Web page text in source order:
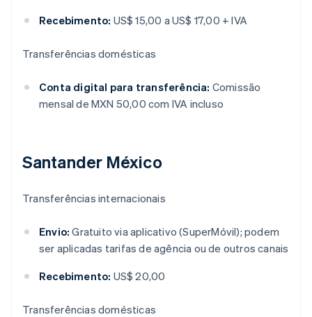
Recebimento: US$ 15,00 a US$ 17,00 + IVA
Transferências domésticas
Conta digital para transferência: Comissão
mensal de MXN 50,00 com IVA incluso
Santander México
Transferências internacionais
Envio: Gratuito via aplicativo (SuperMóvil); podem
ser aplicadas tarifas de agência ou de outros canais
Recebimento: US$ 20,00
Transferências domésticas